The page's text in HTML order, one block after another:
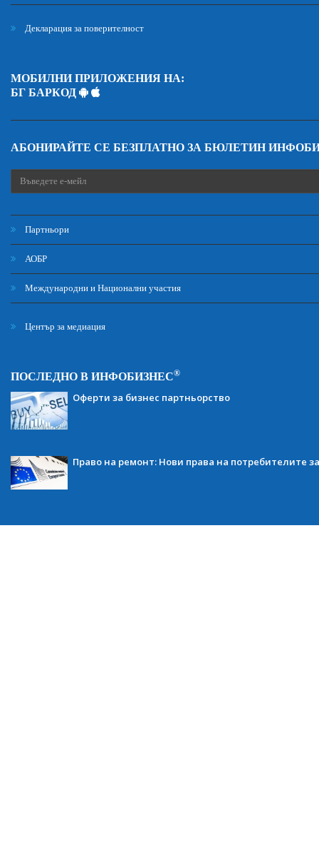
Декларация за поверителност
МОБИЛНИ ПРИЛОЖЕНИЯ НА:
БГ БАРКОД
АБОНИРАЙТЕ СЕ БЕЗПЛАТНО ЗА БЮЛЕТИН
Партньори
АОБР
Международни и Национални участия
Център за медиация
ПОСЛЕДНО В ИНФОБИЗНЕС®
Оферти за бизнес партньорство
Право на ремонт: Нови права на потребителите